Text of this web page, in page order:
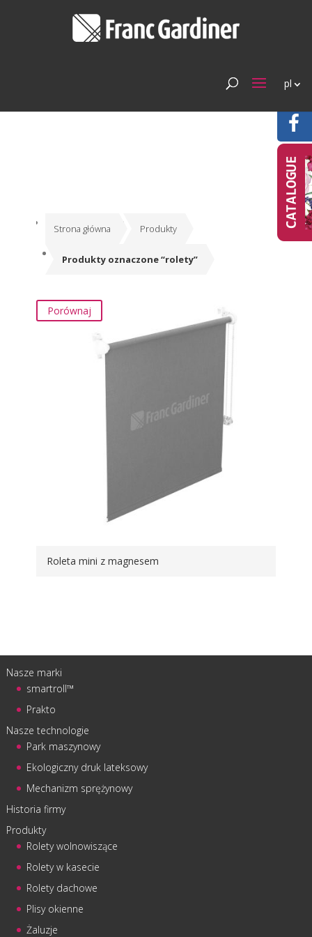
pl
Strona główna Produkty
Produkty oznaczone “rolety”
Roleta mini z magnesem
Porównaj
Nasze marki
smartroll™
Prakto
Nasze technologie
Park maszynowy
Ekologiczny druk lateksowy
Mechanizm sprężynowy
Historia firmy
Produkty
Rolety wolnowiszące
Rolety w kasecie
Rolety dachowe
Plisy okienne
Żaluzje